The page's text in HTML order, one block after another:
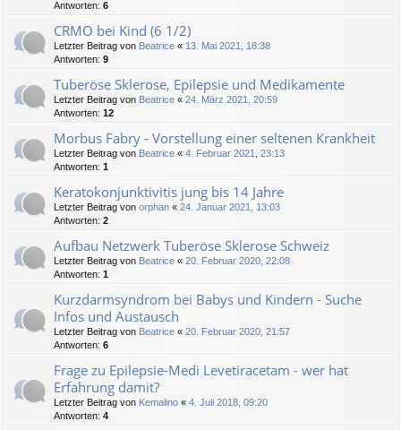
Antworten: 6
CRMO bei Kind (6 1/2)
Letzter Beitrag von Beatrice « 13. Mai 2021, 18:38
Antworten: 9
Tuberöse Sklerose, Epilepsie und Medikamente
Letzter Beitrag von Beatrice « 24. März 2021, 20:59
Antworten: 12
Morbus Fabry - Vorstellung einer seltenen Krankheit
Letzter Beitrag von Beatrice « 4. Februar 2021, 23:13
Antworten: 1
Keratokonjunktivitis jung bis 14 Jahre
Letzter Beitrag von orphan « 24. Januar 2021, 13:03
Antworten: 2
Aufbau Netzwerk Tuberöse Sklerose Schweiz
Letzter Beitrag von Beatrice « 20. Februar 2020, 22:08
Antworten: 1
Kurzdarmsyndrom bei Babys und Kindern - Suche
Infos und Austausch
Letzter Beitrag von Beatrice « 20. Februar 2020, 21:57
Antworten: 6
Frage zu Epilepsie-Medi Levetiracetam - wer hat
Erfahrung damit?
Letzter Beitrag von Kemalino « 4. Juli 2018, 09:20
Antworten: 4